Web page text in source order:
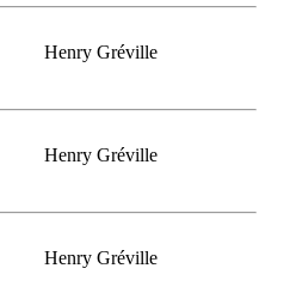
Henry Gréville
Henry Gréville
Henry Gréville